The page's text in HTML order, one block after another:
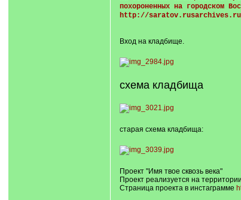
похороненных на городском
http://
Вход на кладбище.
схема кладбища
старая схема кладбища:
Проект "Имя твое сквозь века"
Проект реализуется на
Страница проекта в инстаграмме